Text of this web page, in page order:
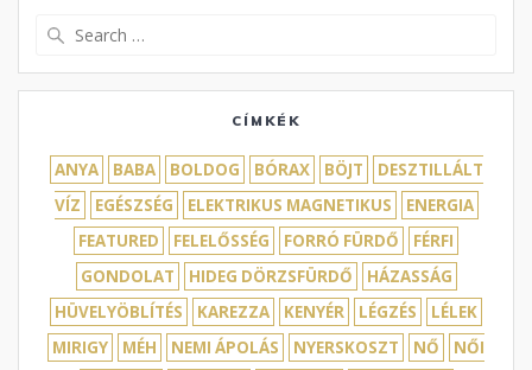
CÍMKÉK
ANYA BABA BOLDOG BÓRAX BÖJT
DESZTILLÁLT
VÍZ
EGÉSZSÉG ELEKTRIKUS MAGNETIKUS
ENERGIA
FEATURED
FELELŐSSÉG FORRÓ FÜRDŐ
FÉRFI
GONDOLAT
HIDEG DÖRZSFÜRDŐ
HÁZASSÁG
HÜVELYÖBLÍTÉS
KAREZZA KENYÉR LÉGZÉS
LÉLEK
MIRIGY
MÉH NEMI ÁPOLÁS NYERSKOSZT NŐ
NŐI